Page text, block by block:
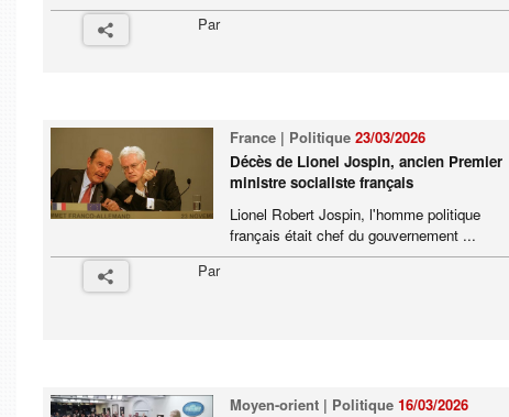
Par
France | Politique23/03/2026
Décès de Lionel Jospin, ancien Premier
ministre socialiste français
Lionel Robert Jospin, l'homme politique
français était chef du gouvernement ...
Par
Moyen-orient | Politique16/03/2026